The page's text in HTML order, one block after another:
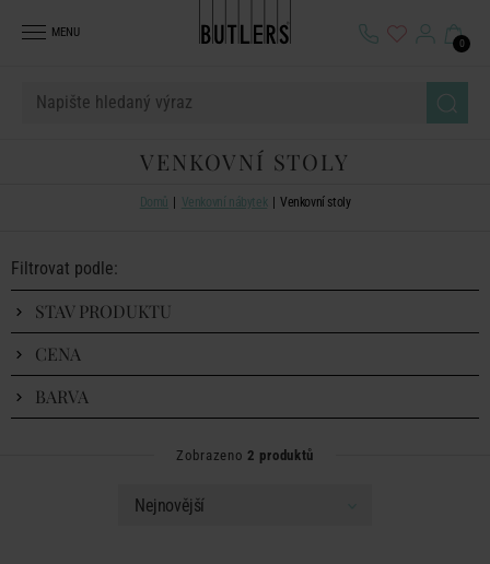
MENU
0
VENKOVNÍ STOLY
Domů Venkovní nábytek Venkovní stoly
Filtrovat podle:
STAV PRODUKTU
CENA
BARVA
Zobrazeno 2 produktů